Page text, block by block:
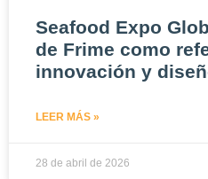
Seafood Expo
de Frime como
innovación y
LEER MÁS »
28 de abril de 2026